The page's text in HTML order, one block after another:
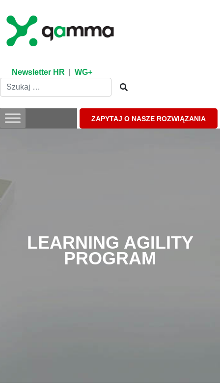
content
Newsletter HR WG+
ZAPYTAJ O NASZE ROZWIĄZANIA
LEARNING AGILITY
PROGRAM